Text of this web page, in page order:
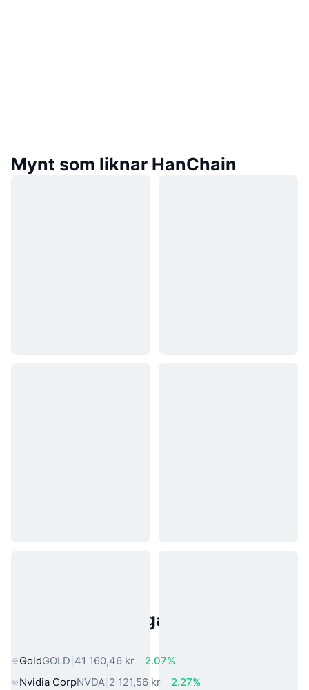
Mynt som liknar HanChain
Populära tillgångar från den
GoldGOLD 41 160,46 kr
2.07%
Nvidia CorpNVDA 2 121,56 kr
2.27%